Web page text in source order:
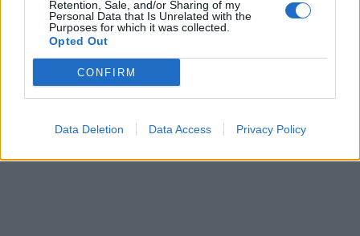
Retention, Sale, and/or Sharing of my
Personal Data that Is Unrelated with the
Purposes for which it was collected.
Opted Out
CONFIRM
Data Deletion Data Access Privacy Policy